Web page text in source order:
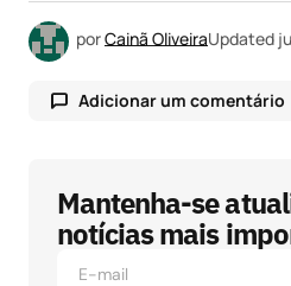
porCainã OliveiraUpdated
Adicionar um comentário
O seu endereço de e-mail
Campos obrigatórios são
Mantenha-se
notícias mais